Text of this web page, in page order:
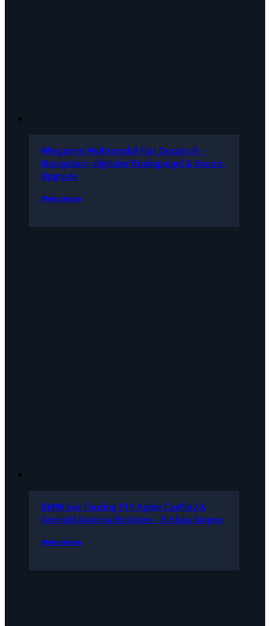
Wingamm Wohnmobil Fiat Ducato 8 –
Navigation, digitaler Rückspiegel & Sound-
Upgrade
Weiterlesen
BMW 5er Touring F11 Apple CarPlay &
Android Auto nachrüsten – Einbau Singen
Weiterlesen